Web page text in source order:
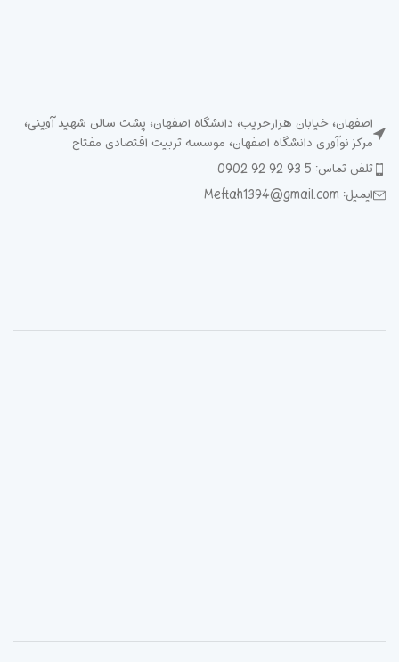
اصفهان، خیابان هزارجریب، دانشگاه اصفهان، پشت سالن شهید آوینی،
مرکز نوآوری دانشگاه اصفهان، موسسه تربیت اقتصادی مفتاح
تلفن تماس: 5 93 92 92 0902
ایمیل: Meftah1394@gmail.com